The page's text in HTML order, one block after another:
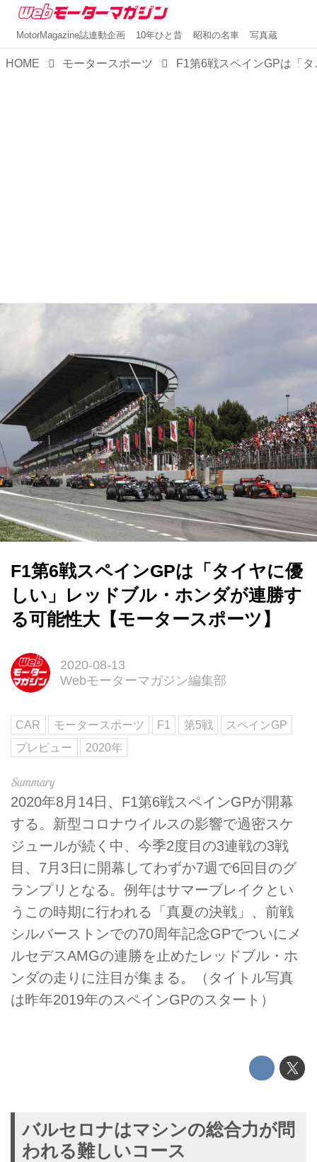
MotorMagazine誌連動企画 10年ひと昔 昭和の名車 写真蔵
HOME モータースポーツ F1第6戦ス
F1第6戦スペインGPは「タイヤに優
しい」レッドブル・ホンダが連勝す
る可能性大【モータースポーツ】
2020-08-13
Webモーターマガジン編集部
CAR モータースポーツ F1 第5戦
スペインGP
プレビュー
2020年
2020年8月14日、F1第6戦スペインGPが開幕
する。新型コロナウイルスの影響で過密スケ
ジュールが続く中、今季2度目の3連戦の3戦
目、7月3日に開幕してわずか7週で6回目のグ
ランプリとなる。例年はサマーブレイクとい
うこの時期に行われる「真夏の決戦」、前戦
シルバーストンでの70周年記念GPでついにメ
ルセデスAMGの連勝を止めたレッドブル・ホ
ンダの走りに注目が集まる。（タイトル写真
は昨年2019年のスペインGPのスタート）
バルセロナはマシンの総合力が問
われる難しいコース